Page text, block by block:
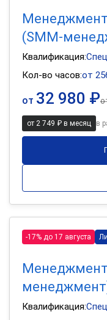
Менеджмент
(SMM-
Квалификация:
Кол-во часов:от
от 32 980 ₽
от 2 749 ₽ в месяц в
-17% до 17 августа
Квалификация: